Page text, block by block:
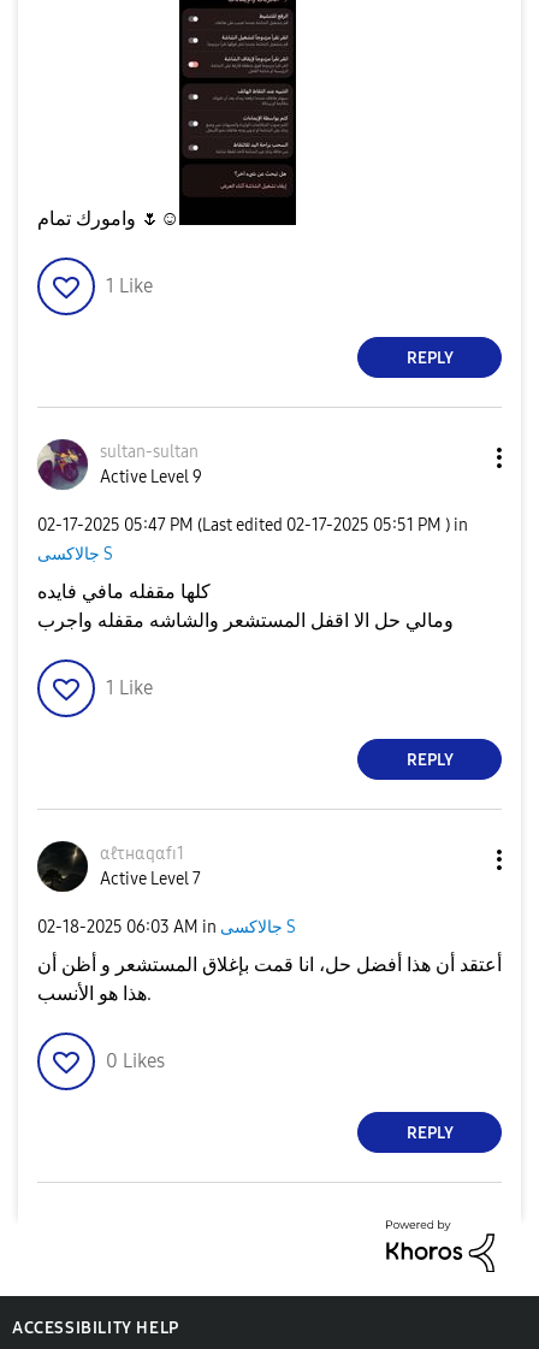
🌷 ☺️
1 Like
REPLY
sultan-sultan
Active Level 9
‎02-17-2025 05:47 PM (Last edited ‎02-17-2025 05:51 PM ) in
جالاكسى S
كلها مقفله مافي فايده
ومالي حل الا اقفل المستشعر والشاشه مقفله واجرب
1 Like
REPLY
αℓτнαqαfɪ1
Active Level 7
‎02-18-2025 06:03 AM in جالاكسى S
أعتقد أن هذا أفضل حل، انا قمت بإغلاق المستشعر و أظن أن
هذا هو الأنسب.
0 Likes
REPLY
ACCESSIBILITY HELP